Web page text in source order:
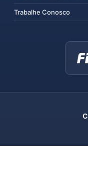
Trabalhe Conosco